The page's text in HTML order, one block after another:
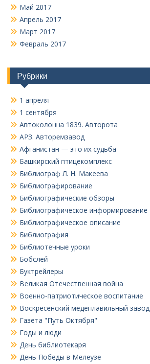
Май 2017
Апрель 2017
Март 2017
Февраль 2017
Рубрики
1 апреля
1 сентября
Автоколонна 1839. Авторота
АРЗ. Авторемзавод
Афганистан — это их судьба
Башкирский птицекомплекс
Библиограф Л. Н. Макеева
Библиографирование
Библиографические обзоры
Библиографическое информирование
Библиографическое описание
Библиография
Библиотечные уроки
Бобслей
Буктрейлеры
Великая Отечественная война
Военно-патриотическое воспитание
Воскресенский медеплавильный завод
Газета "Путь Октября"
Годы и люди
День библиотекаря
День Победы в Мелеузе